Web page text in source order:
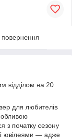
відділом на 20
для любителів
з початку сезону
ювілеями — адже